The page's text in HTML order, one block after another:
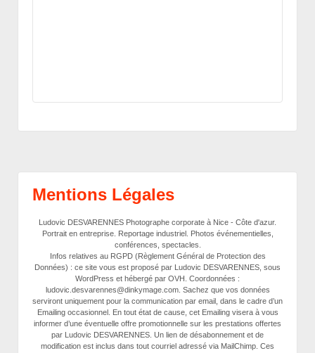
Mentions Légales
Ludovic DESVARENNES Photographe corporate à Nice - Côte d'azur.
Portrait en entreprise. Reportage industriel. Photos événementielles,
conférences, spectacles.
Infos relatives au RGPD (Règlement Général de Protection des
Données) : ce site vous est proposé par Ludovic DESVARENNES, sous
WordPress et hébergé par OVH. Coordonnées :
ludovic.desvarennes@dinkymage.com. Sachez que vos données
serviront uniquement pour la communication par email, dans le cadre d’un
Emailing occasionnel. En tout état de cause, cet Emailing visera à vous
informer d’une éventuelle offre promotionnelle sur les prestations offertes
par Ludovic DESVARENNES. Un lien de désabonnement et de
modification est inclus dans tout courriel adressé via MailChimp. Ces